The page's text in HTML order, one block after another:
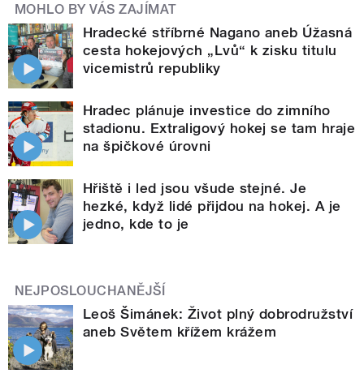
MOHLO BY VÁS ZAJÍMAT
Hradecké stříbrné Nagano aneb Úžasná
cesta hokejových „Lvů“ k zisku titulu
vicemistrů republiky
Hradec plánuje investice do zimního
stadionu. Extraligový hokej se tam hraje
na špičkové úrovni
Hřiště i led jsou všude stejné. Je
hezké, když lidé přijdou na hokej. A je
jedno, kde to je
NEJPOSLOUCHANĚJŠÍ
Leoš Šimánek: Život plný dobrodružství
aneb Světem křížem krážem